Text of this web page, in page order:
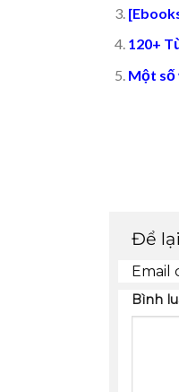
120+
Một số
Để
Email
Bình